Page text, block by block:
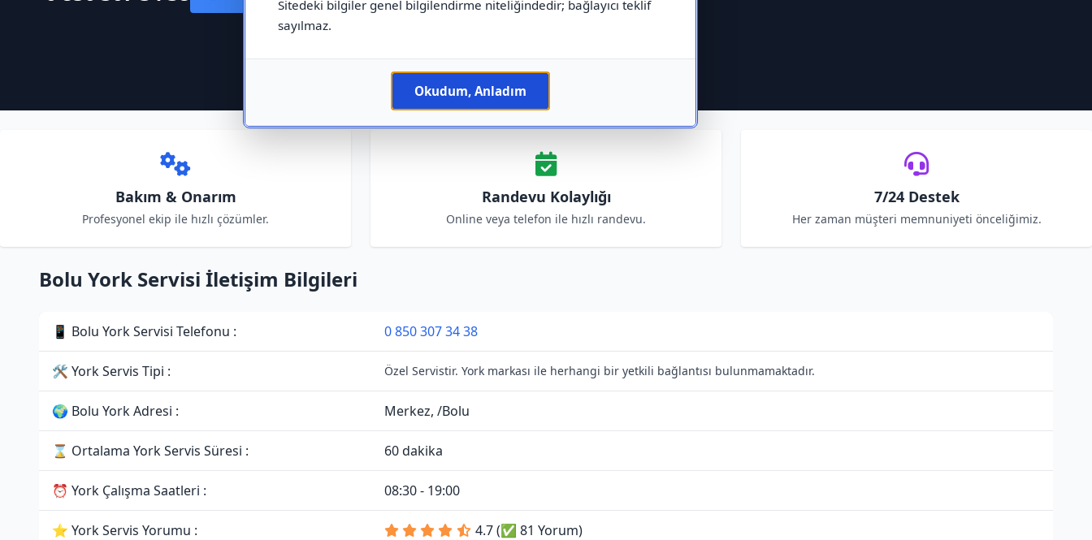
Sitedeki bilgiler genel bilgilendirme niteliğindedir; bağlayıcı teklif
sayılmaz.
Okudum, Anladım
Bakım & Onarım
Profesyonel ekip ile hızlı çözümler.
Randevu Kolaylığı
Online veya telefon ile hızlı randevu.
7/24 Destek
Her zaman müşteri memnuniyeti önceliğimiz.
Bolu York Servisi İletişim Bilgileri
📱 Bolu York Servisi Telefonu : 0 850 307 34 38
🛠 York Servis Tipi : Özel Servistir. York markası ile herhangi bir yetkili bağlantısı bulunmamaktadır.
🌍 Bolu York Adresi : Merkez, /Bolu
⌛ Ortalama York Servis Süresi : 60 dakika
⏰ York Çalışma Saatleri : 08:30 - 19:00
⭐ York Servis Yorumu : 4.7 (✅ 81 Yorum)